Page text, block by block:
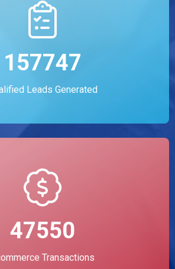
157747
Leads Generated
47550
Transactions